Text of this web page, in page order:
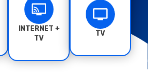
INTERNET +
TV
TV